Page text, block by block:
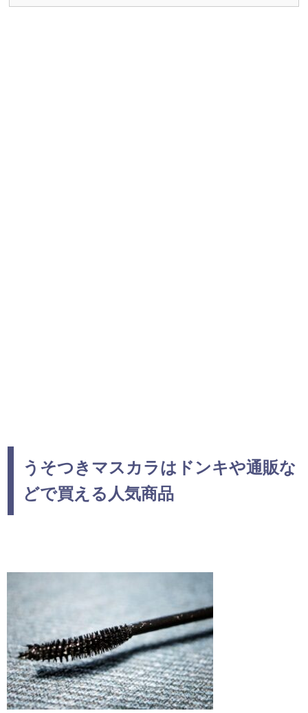
うそつきマスカラはドンキや通販な
どで買える人気商品